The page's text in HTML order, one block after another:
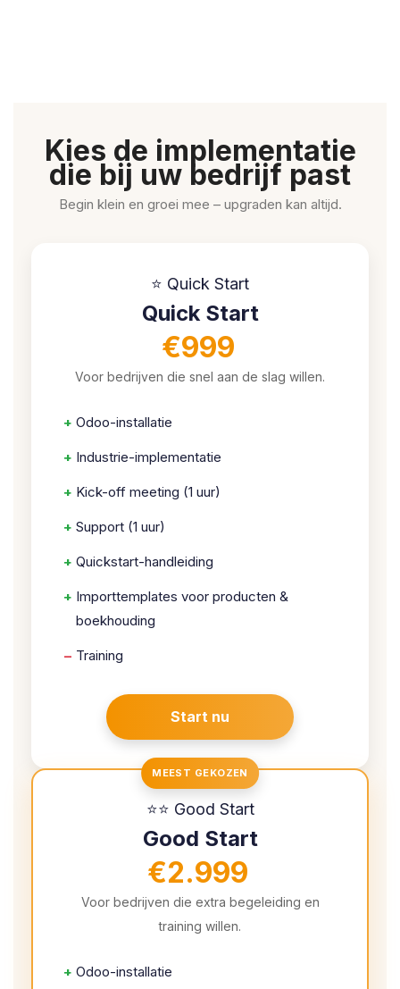
Kies de implementatie
die bij uw bedrijf past
Begin klein en groei mee – upgraden kan altijd.
⭐ Quick Start
Quick Start
€999
Voor bedrijven die snel aan de slag willen.
+ Odoo-installatie
+ Industrie-implementatie
+ Kick-off meeting (1 uur)
+ Support (1 uur)
+ Quickstart-handleiding
+ Importtemplates voor producten &
boekhouding
– Training
Start nu
MEEST GEKOZEN
⭐⭐ Good Start
Good Start
€2.999
Voor bedrijven die extra begeleiding en
training willen.
+ Odoo-installatie